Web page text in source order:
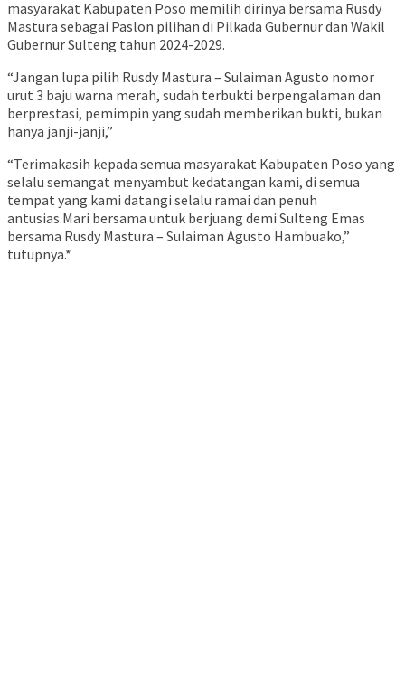
masyarakat Kabupaten Poso memilih dirinya bersama Rusdy
Mastura sebagai Paslon pilihan di Pilkada Gubernur dan Wakil
Gubernur Sulteng tahun 2024-2029.
“Jangan lupa pilih Rusdy Mastura – Sulaiman Agusto nomor
urut 3 baju warna merah, sudah terbukti berpengalaman dan
berprestasi, pemimpin yang sudah memberikan bukti, bukan
hanya janji-janji,”
“Terimakasih kepada semua masyarakat Kabupaten Poso yang
selalu semangat menyambut kedatangan kami, di semua
tempat yang kami datangi selalu ramai dan penuh
antusias.Mari bersama untuk berjuang demi Sulteng Emas
bersama Rusdy Mastura – Sulaiman Agusto Hambuako,”
tutupnya.*